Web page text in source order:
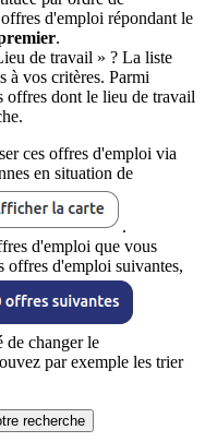
d'emploi répondant le
.
de travail » ? La liste
à vos critères. Parmi
offres dont le lieu de travail
ces offres d'emploi via
en situation de
.
d'emploi que vous
offres d'emploi suivantes,
de changer le
par exemple les trier
recherche